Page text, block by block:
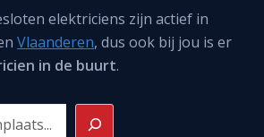
elektriciens zijn actief in
Vlaanderen, dus ook bij jou is er
in de buurt.